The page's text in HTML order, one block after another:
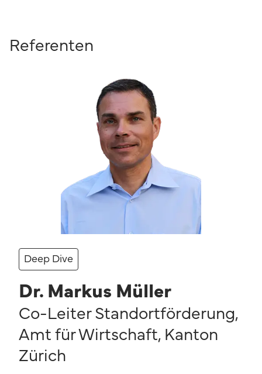
Referenten
Deep Dive
Dr. Markus Müller
Co-Leiter Standortförderung,
Amt für Wirtschaft, Kanton
Zürich